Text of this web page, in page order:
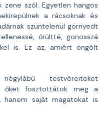
zene szól. Egyetlen hangos
a rácsoknak és
szüntelenül görnyedt
őrültté, gonosszá
is. Ez az, amiért öngólt
testvéreiteket
őket fosztottátok meg a
saját magatokat is